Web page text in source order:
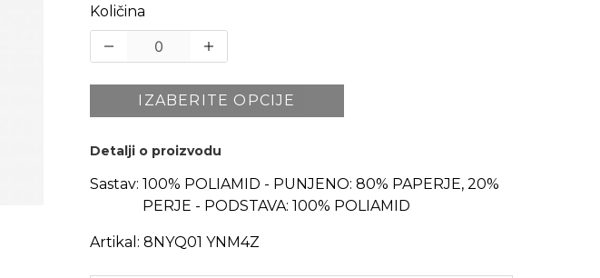
Količina
IZABERITE OPCIJE
Detalji o proizvodu
Sastav: 100% POLIAMID - PUNJENO: 80% PAPERJE, 20%
PERJE - PODSTAVA: 100% POLIAMID
Artikal: 8NYQ01 YNM4Z